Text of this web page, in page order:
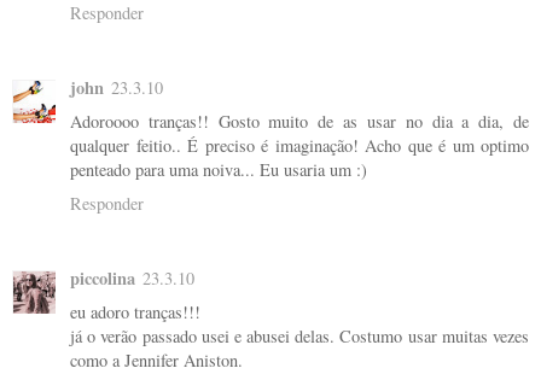
Responder
john 23.3.10
Adoroooo tranças!! Gosto muito de as usar no dia a dia, de
qualquer feitio.. É preciso é imaginação! Acho que é um optimo
penteado para uma noiva... Eu usaria um :)
Responder
piccolina 23.3.10
eu adoro tranças!!!
já o verão passado usei e abusei delas. Costumo usar muitas vezes
como a Jennifer Aniston.